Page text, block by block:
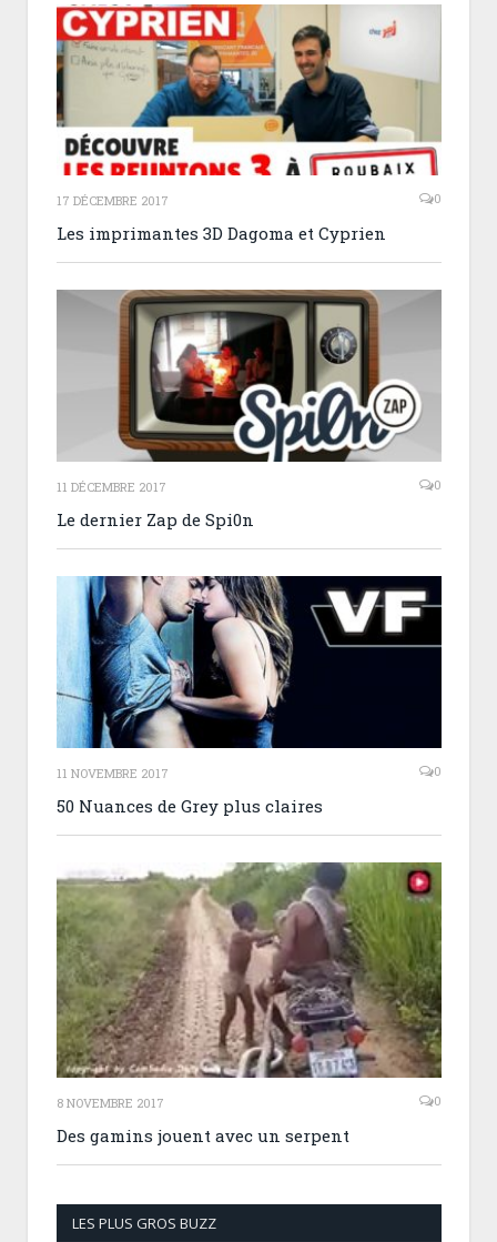
17 DÉCEMBRE 2017 0
Les imprimantes 3D Dagoma et Cyprien
11 DÉCEMBRE 2017 0
Le dernier Zap de Spi0n
11 NOVEMBRE 2017 0
50 Nuances de Grey plus claires
8 NOVEMBRE 2017 0
Des gamins jouent avec un serpent
LES PLUS GROS BUZZ